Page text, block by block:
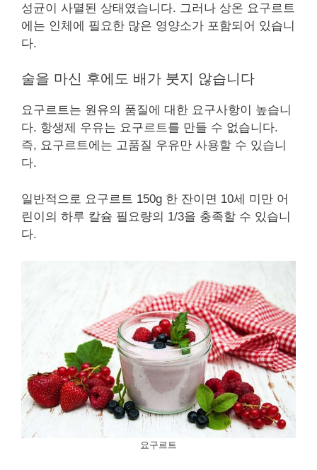
성균이 사멸된 상태였습니다. 그러나 상온 요구르트
에는 인체에 ​​필요한 많은 영양소가 포함되어 있습니
다.
술을 마신 후에도 배가 붓지 않습니다
요구르트는 원유의 품질에 대한 요구사항이 높습니
다. 항생제 우유는 요구르트를 만들 수 없습니다.
즉, 요구르트에는 고품질 우유만 사용할 수 있습니
다.
일반적으로 요구르트 150g 한 잔이면 10세 미만 어
린이의 하루 칼슘 필요량의 1/3을 충족할 수 있습니
다.
요구르트